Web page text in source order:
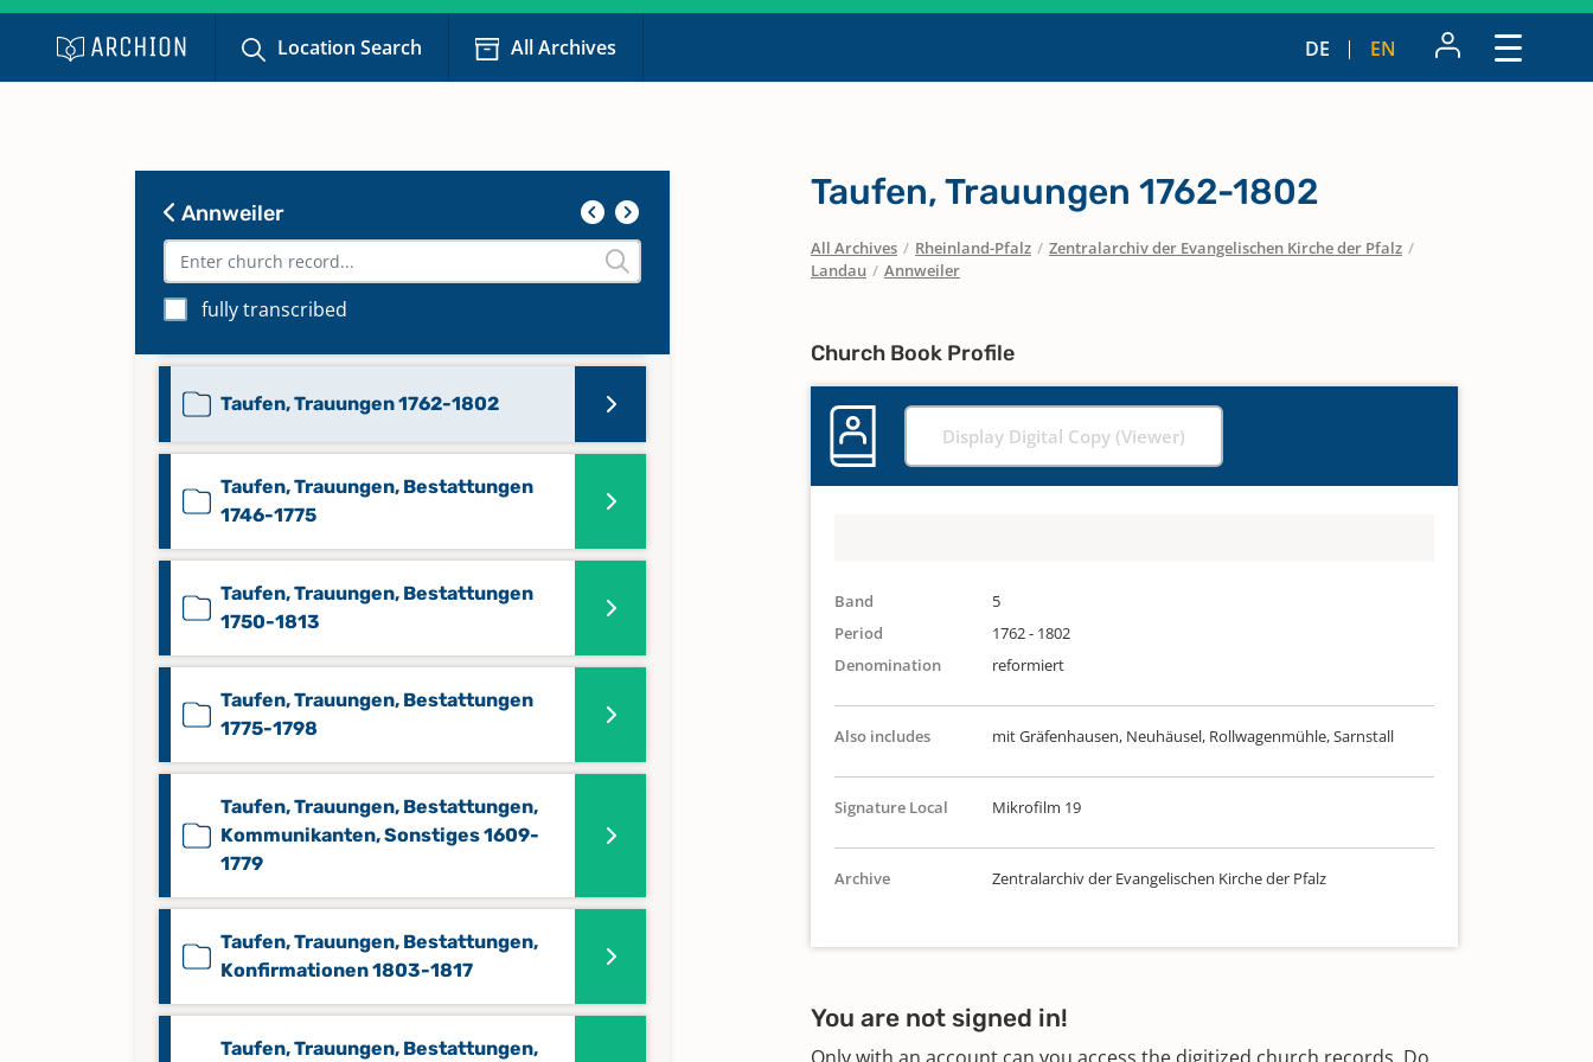
Location Search All Archives DE EN
Annweiler
fully transcribed
Taufen Apr. 1839-1878
Taufen, Sonstiges 1724-1779
Taufen, Sonstiges 1818-Mai 1839
Taufen, Trauungen 1762-1802
Taufen, Trauungen, Bestattungen
1746-1775
Taufen, Trauungen, Bestattungen
1750-1813
Taufen, Trauungen, Bestattungen
1775-1798
Taufen, Trauungen, Bestattungen,
Kommunikanten, Sonstiges 1609-
1779
Taufen, Trauungen, Bestattungen,
Konfirmationen 1803-1817
Taufen, Trauungen, Bestattungen,
Taufen, Trauungen 1762-1802
All Archives / Rheinland-Pfalz / Zentralarchiv der Evangelischen Kirche der Pfalz /
Landau / Annweiler
Church Book Profile
Display Digital Copy (Viewer)
Band
5
Period
1762 - 1802
Denomination
reformiert
Also includes mit Gräfenhausen, Neuhäusel, Rollwagenmühle, Sarnstall
Signature Local Mikrofilm 19
Archive Zentralarchiv der Evangelischen Kirche der Pfalz
You are not signed in!